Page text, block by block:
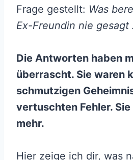
Frage gestellt: Was
Ex-Freundin nie gesagt
Die Antworten haben
überrascht. Sie waren
schmutzigen
vertuschten Fehler.
mehr.
Hier zeige ich dir, was